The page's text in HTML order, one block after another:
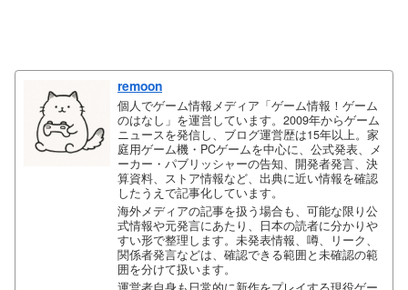
remoon
個人でゲーム情報メディア「ゲーム情報！ゲーム
のはなし」を運営しています。2009年からゲーム
ニュースを発信し、ブログ運営歴は15年以上。家
庭用ゲーム機・PCゲームを中心に、公式発表、メ
ーカー・パブリッシャーの告知、開発者発言、決
算資料、ストア情報など、出典に近い情報を確認
したうえで記事化しています。
海外メディアの記事を扱う場合も、可能な限り公
式情報や元発言にあたり、日本の読者に分かりや
すい形で整理します。未発表情報、噂、リーク、
関係者発言などは、確認できる範囲と未確認の範
囲を分けて扱います。